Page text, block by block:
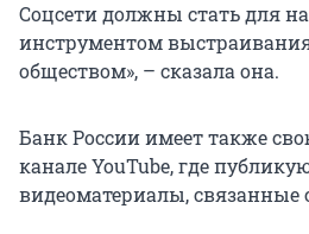
Соцсети должны стать для
инструментом
обществом», – сказала она.
Банк России имеет также
канале YouTube, где
видеоматериалы, связанные